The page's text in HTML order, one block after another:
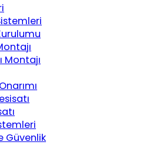
Montajı
Güvenlik